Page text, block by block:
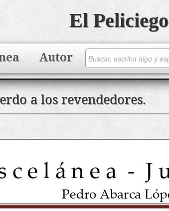
El Peliciego
Autor
a los revendedores.